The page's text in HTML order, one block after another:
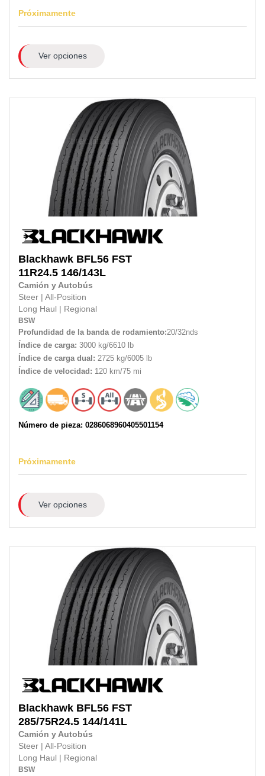
Próximamente
Ver opciones
Blackhawk BFL56 FST
11R24.5 146/143L
Camión y Autobús
Steer
All-Position
Long Haul
Regional
BSW
Profundidad de la banda de rodamiento:20/32nds
Índice de carga: 3000 kg/6610 lb
Índice de carga dual: 2725 kg/6005 lb
Índice de velocidad: 120 km/75 mi
Número de pieza: 0286068960405501154
Próximamente
Ver opciones
Blackhawk BFL56 FST
285/75R24.5 144/141L
Camión y Autobús
Steer
All-Position
Long Haul
Regional
BSW